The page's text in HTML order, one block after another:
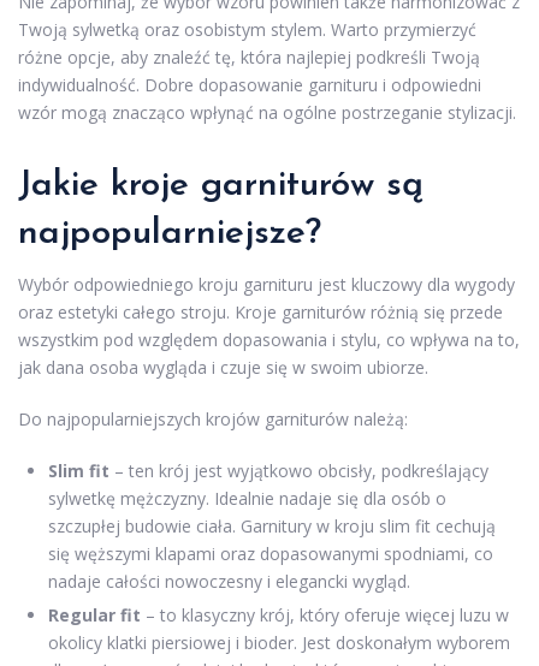
Twoją sylwetką oraz osobistym stylem. Warto przymierzyć
różne opcje, aby znaleźć tę, która najlepiej podkreśli Twoją
indywidualność. Dobre dopasowanie garnituru i odpowiedni
wzór mogą znacząco wpłynąć na ogólne postrzeganie stylizacji.
Jakie kroje garniturów są
najpopularniejsze?
Wybór odpowiedniego kroju garnituru jest kluczowy dla wygody
oraz estetyki całego stroju. Kroje garniturów różnią się przede
wszystkim pod względem dopasowania i stylu, co wpływa na to,
jak dana osoba wygląda i czuje się w swoim ubiorze.
Do najpopularniejszych krojów garniturów należą:
Slim fit – ten krój jest wyjątkowo obcisły, podkreślający
sylwetkę mężczyzny. Idealnie nadaje się dla osób o
szczupłej budowie ciała. Garnitury w kroju slim fit cechują
się węższymi klapami oraz dopasowanymi spodniami, co
nadaje całości nowoczesny i elegancki wygląd.
Regular fit – to klasyczny krój, który oferuje więcej luzu w
okolicy klatki piersiowej i bioder. Jest doskonałym wyborem